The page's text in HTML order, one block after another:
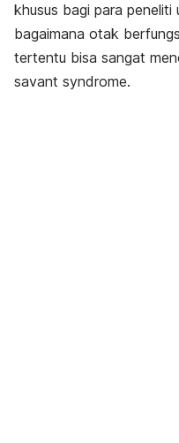
khusus bagi para peneliti
bagaimana otak
tertentu bisa sangat
savant syndrome.